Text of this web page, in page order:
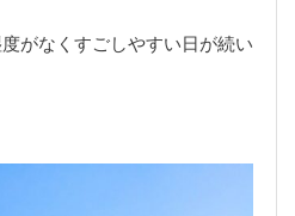
がなくすごしやすい日が続い